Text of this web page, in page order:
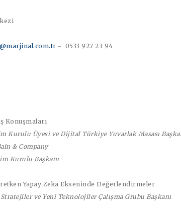
- 0533 927 23 94
Konuşmaları
Kurulu Üyesi ve Dijital Türkiye Yuvarlak Masası
& Company
Kurulu Başkanı
Yapay Zeka Ekseninde Değerlendirmeler
ve Yeni Teknolojiler Çalışma Grubu Başkanı